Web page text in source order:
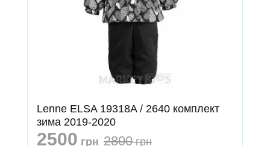
Lenne ELSA 19318A / 2640 комплект
зима 2019-2020
2500 грн 2800грн